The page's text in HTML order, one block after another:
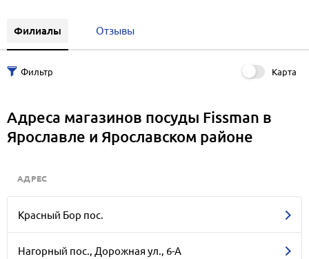
Филиалы Отзывы
Карта
Адреса магазинов посуды Fissman в
Ярославле и Ярославском районе
АДРЕС
Красный Бор пос.
Нагорный пос., Дорожная ул., 6-А